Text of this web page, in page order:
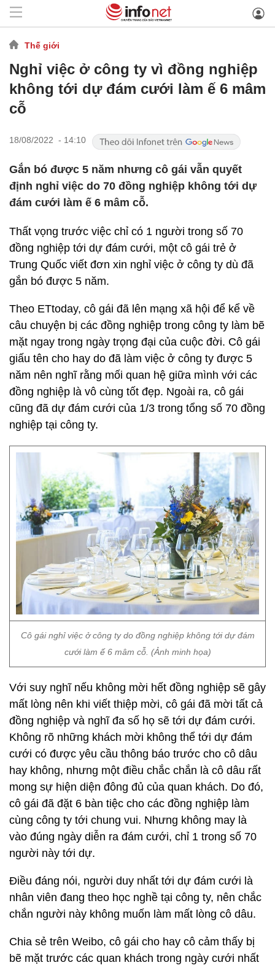
Thế giới
Nghỉ việc ở công ty vì đồng nghiệp
không tới dự đám cưới làm ế 6 mâm
cỗ
18/08/2022 - 14:10
Gắn bó được 5 năm nhưng cô gái vẫn quyết
định nghỉ việc do 70 đồng nghiệp không tới dự
đám cưới làm ế 6 mâm cỗ.
Thất vọng trước việc chỉ có 1 người trong số 70
đồng nghiệp tới dự đám cưới, một cô gái trẻ ở
Trung Quốc viết đơn xin nghỉ việc ở công ty dù đã
gắn bó được 5 năm.
Theo ETtoday, cô gái đã lên mạng xã hội để kể về
câu chuyện bị các đồng nghiệp trong công ty làm bẽ
mặt ngay trong ngày trọng đại của cuộc đời. Cô gái
giấu tên cho hay do đã làm việc ở công ty được 5
năm nên nghĩ rằng mối quan hệ giữa mình với các
đồng nghiệp là vô cùng tốt đẹp. Ngoài ra, cô gái
cũng đã dự đám cưới của 1/3 trong tổng số 70 đồng
nghiệp tại công ty.
Cô gái nghỉ việc ở công ty do đồng nghiệp không tới dự đám
cưới làm ế 6 mâm cỗ. (Ảnh minh họa)
Với suy nghĩ nếu không mời hết đồng nghiệp sẽ gây
mất lòng nên khi viết thiệp mời, cô gái đã mời tất cả
đồng nghiệp và nghĩ đa số họ sẽ tới dự đám cưới.
Không rõ những khách mời không thể tới dự đám
cưới có được yêu cầu thông báo trước cho cô dâu
hay không, nhưng một điều chắc chắn là cô dâu rất
mong sự hiện diện đông đủ của quan khách. Do đó,
cô gái đã đặt 6 bàn tiệc cho các đồng nghiệp làm
cùng công ty tới chung vui. Nhưng không may là
vào đúng ngày diễn ra đám cưới, chỉ 1 trong số 70
người này tới dự.
Điều đáng nói, người duy nhất tới dự đám cưới là
nhân viên đang theo học nghề tại công ty, nên chắc
chắn người này không muốn làm mất lòng cô dâu.
Chia sẻ trên Weibo, cô gái cho hay cô cảm thấy bị
bẽ mặt trước các quan khách trong ngày cưới nhất